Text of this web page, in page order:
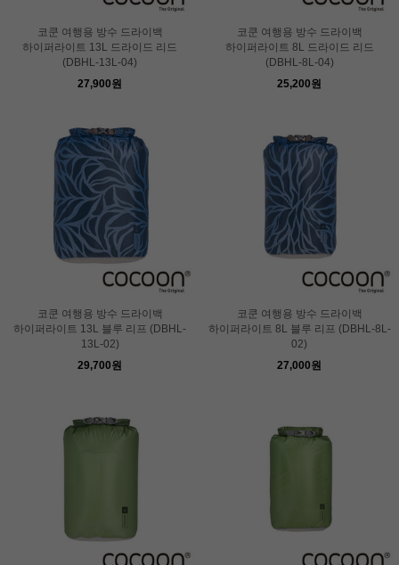
코쿤 여행용 방수 드라이백
하이퍼라이트 13L 드라이드 리드
(DBHL-13L-04)
27,900원
코쿤 여행용 방수 드라이백
하이퍼라이트 8L 드라이드 리드
(DBHL-8L-04)
25,200원
코쿤 여행용 방수 드라이백
하이퍼라이트 13L 블루 리프 (DBHL-
13L-02)
29,700원
코쿤 여행용 방수 드라이백
하이퍼라이트 8L 블루 리프 (DBHL-8L-
02)
27,000원